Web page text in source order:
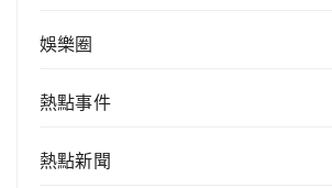
娛樂圈
熱點事件
熱點新聞